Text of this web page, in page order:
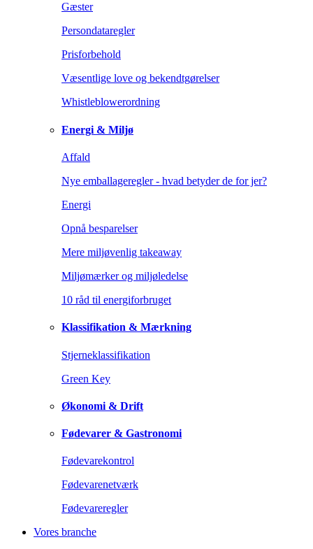
Gæster
Persondataregler
Prisforbehold
Væsentlige love og bekendtgørelser
Whistleblowerordning
Energi & Miljø
Affald
Nye emballageregler - hvad betyder de for jer?
Energi
Opnå besparelser
Mere miljøvenlig takeaway
Miljømærker og miljøledelse
10 råd til energiforbruget
Klassifikation & Mærkning
Stjerneklassifikation
Green Key
Økonomi & Drift
Fødevarer & Gastronomi
Fødevarekontrol
Fødevarenetværk
Fødevareregler
Vores branche